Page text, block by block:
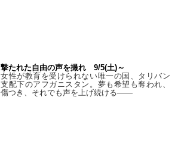
撃たれた自由の声を撮れ 9/5(土)～
女性が教育を受けられない唯一の国、タリバン
支配下のアフガニスタン。夢も希望も奪われ、
傷つき、それでも声を上げ続ける——